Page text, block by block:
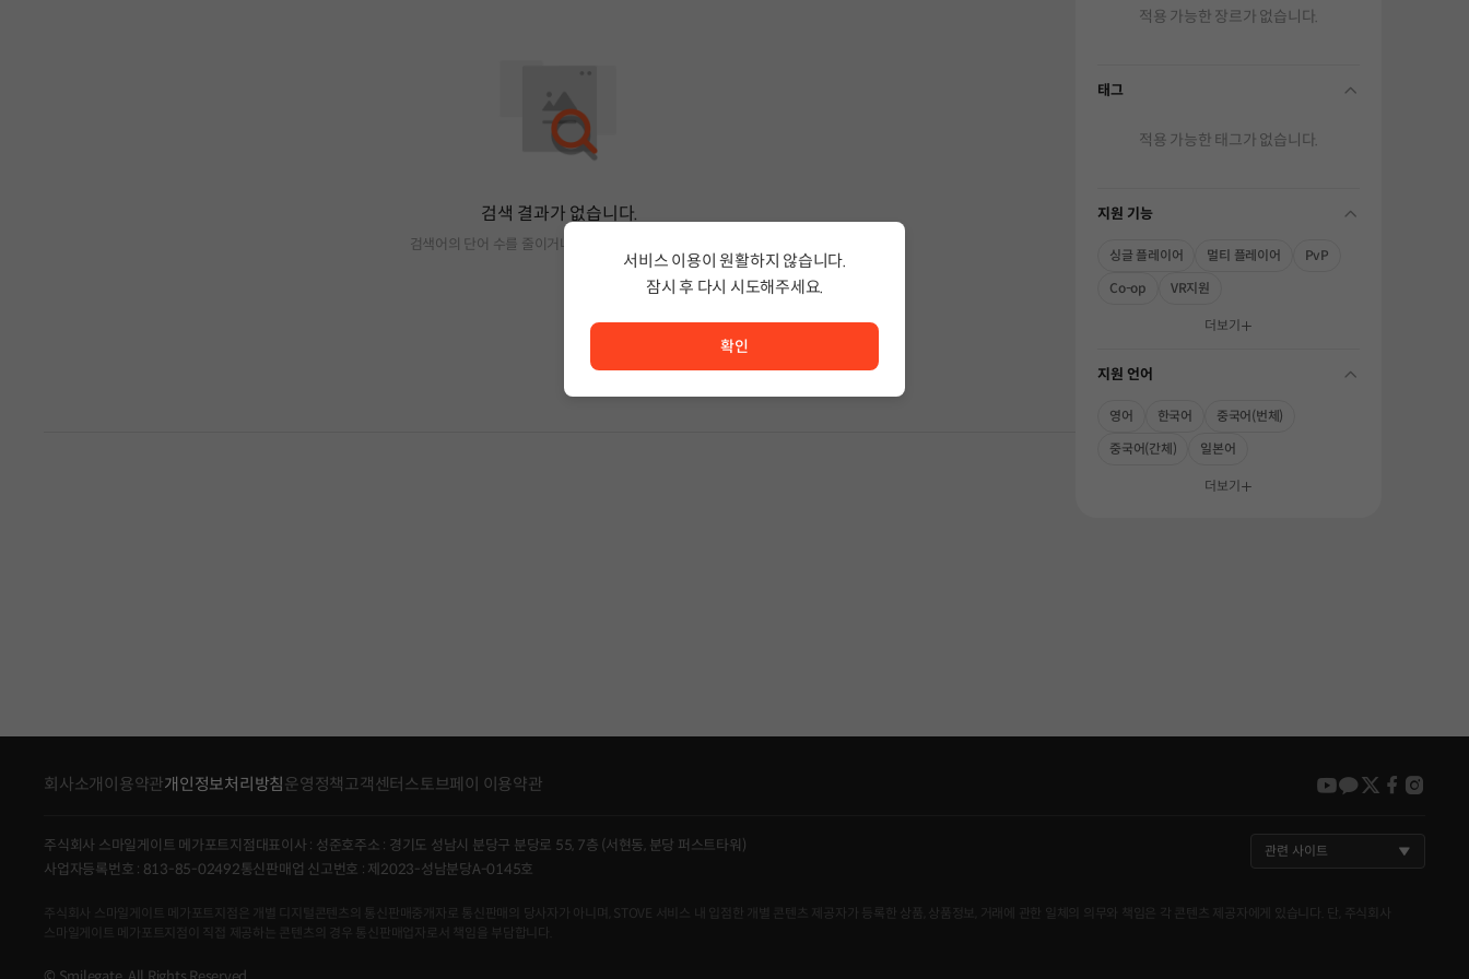
검색 결과가 없습니다.
검색어의 단어 수를 줄이거나 필터조건을 변경하세요.
적용 가능한 장르가 없습니다.
태그 folding
적용 가능한 태그가 없습니다.
지원 기능 folding
싱글 플레이어 멀티 플레이어
PvP
Co-op
VR지원
더보기
지원 언어 folding
영어 한국어
중국어(번체)
중국어(간체)
일본어
더보기
회사소개이용약관개인정보처리방침 운영정책고객센터스토브페이 이용약관 youtube
kakao
twitter
주식회사 스마일게이트 메가포트지점대표이사 : 성준호주소 : 경기도 성남시 분당구 분당로 55, 7층 (서현동, 분당 퍼스트타워)
사업자등록번호 : 813-85-02492통신판매업 신고번호 : 제2023-성남분당A-0145호
관련 사이트
주식회사 스마일게이트 메가포트지점은 개별 디지털콘텐츠의 통신판매중개자로 통신판매의 당사자가 아니며, STOVE 서비스 내 입점한 개별 콘텐츠 제공자가 등록한 상품, 상품정보, 거래에 관한 일체의 의무와 책임은 각 콘텐츠 제공자에게 있습니다. 단, 주식회사
스마일게이트 메가포트지점이 직접 제공하는 콘텐츠의 경우 통신판매업자로서 책임을 부담합니다.
서비스 이용이 원활하지 않습니다.
잠시 후 다시 시도해주세요.
확인